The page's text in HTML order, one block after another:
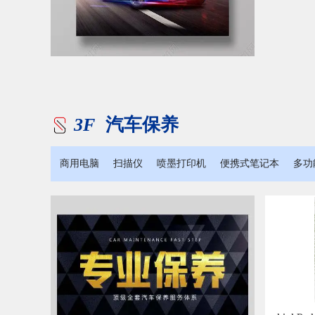
3F 汽车保养
商用电脑 扫描仪 喷墨打印机 便携式笔记本 多